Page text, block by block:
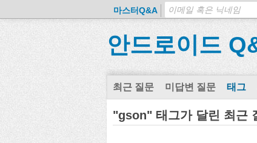
마스터Q&A
안드로이드
최근 질문 미답변 질문 태그
"gson" 태그가 달린 최근